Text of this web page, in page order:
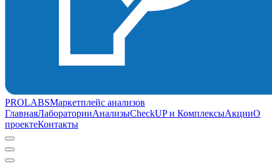
PROLABSМаркетплейс анализов
ГлавнаяЛабораторииАнализыCheckUP и КомплексыАкцииО
проектеКонтакты